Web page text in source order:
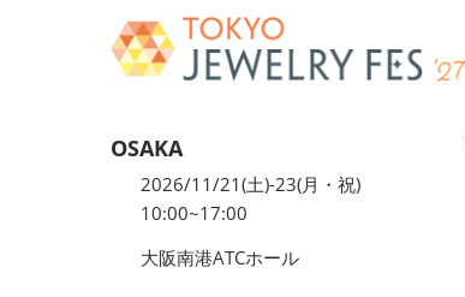
OSAKA
2026/11/21(土)-23(月・祝)
10:00~17:00
大阪南港ATCホール